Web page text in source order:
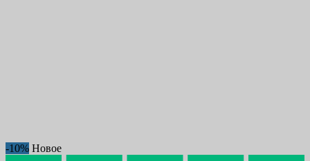
-10% Новое